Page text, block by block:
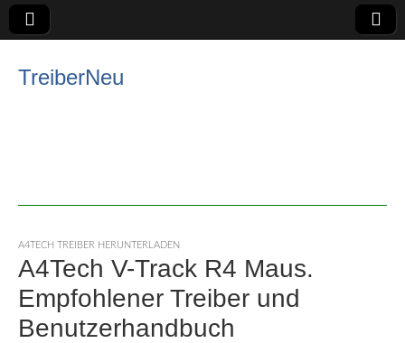
TreiberNeu
A4TECH TREIBER HERUNTERLADEN
A4Tech V-Track R4 Maus.
Empfohlener Treiber und
Benutzerhandbuch